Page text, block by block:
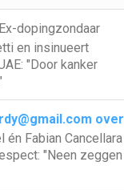
Ex-dopingzondaar
en insinueert
"Door kanker
over
én Fabian Cancellara
"Neen zeggen